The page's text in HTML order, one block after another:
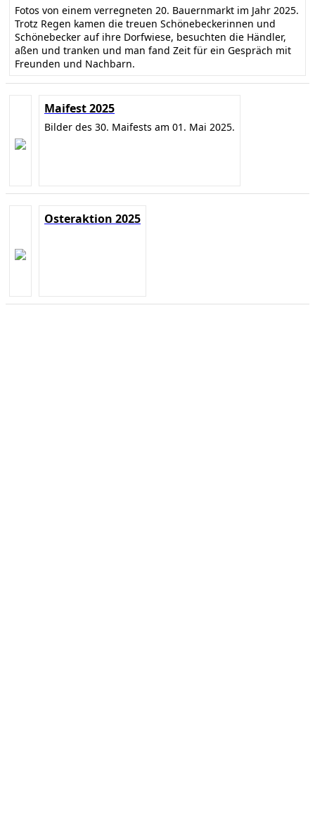
Fotos von einem verregneten 20. Bauernmarkt im Jahr 2025.
Trotz Regen kamen die treuen Schönebeckerinnen und
Schönebecker auf ihre Dorfwiese, besuchten die Händler,
aßen und tranken und man fand Zeit für ein Gespräch mit
Freunden und Nachbarn.
Maifest 2025
Bilder des 30. Maifests am 01. Mai 2025.
Osteraktion 2025